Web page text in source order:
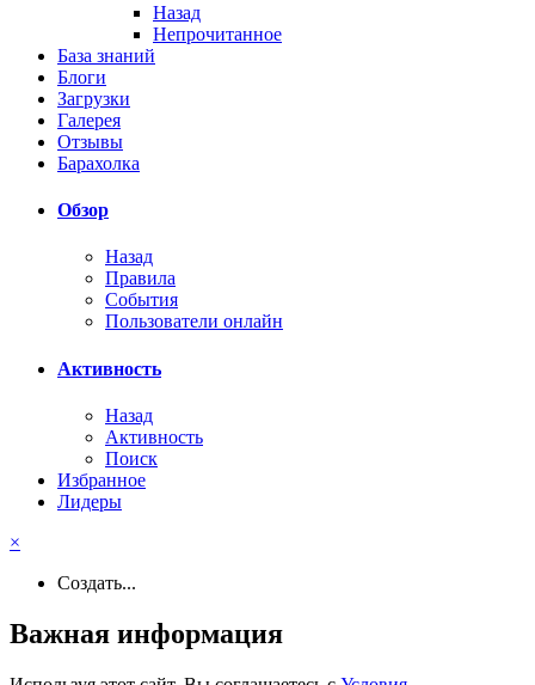
Назад
Непрочитанное
База знаний
Блоги
Загрузки
Галерея
Отзывы
Барахолка
Обзор
Назад
Правила
События
Пользователи онлайн
Активность
Назад
Активность
Поиск
Избранное
Лидеры
×
Создать...
Важная информация